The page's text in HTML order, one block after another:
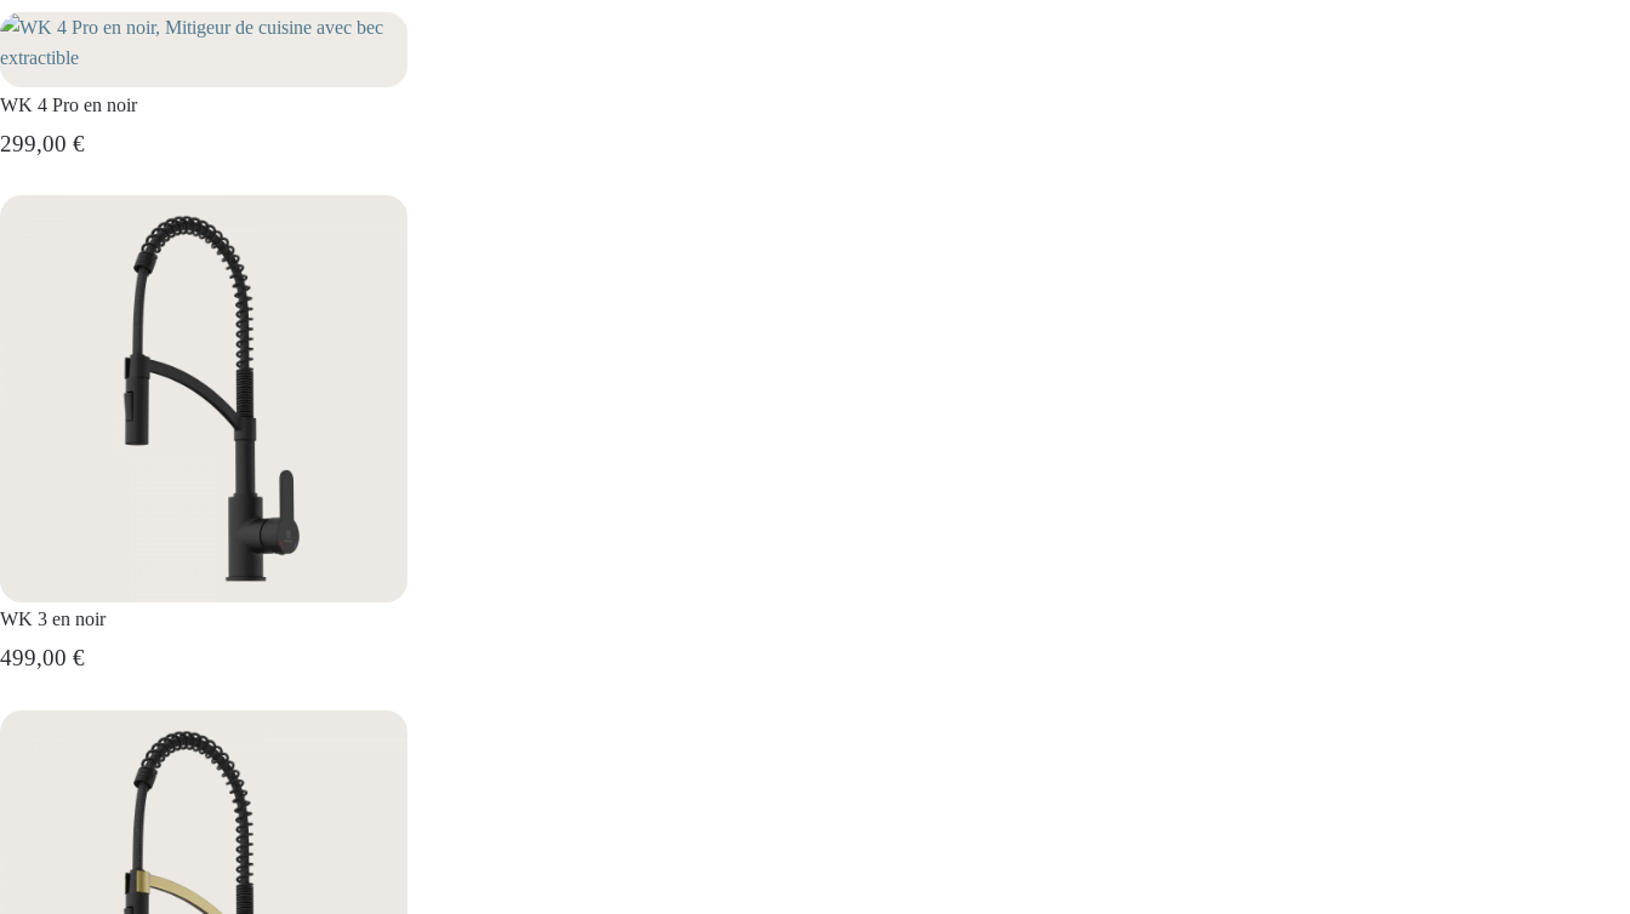
WK 4 Pro en noir
299,00 €
WK 3 en noir
499,00 €